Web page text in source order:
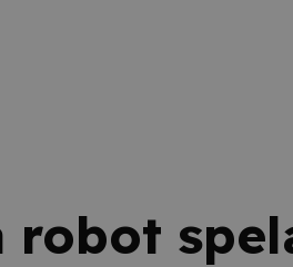
robot